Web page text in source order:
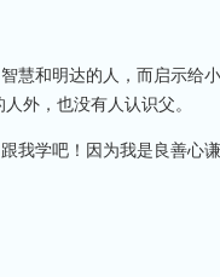
慧和明达的人，而启示给
外，也没有人认识父。
我学吧！因为我是良善心